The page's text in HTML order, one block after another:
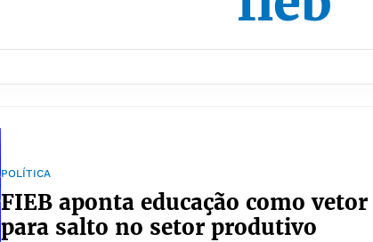
POLÍTICA
FIEB aponta educação como vetor
para salto no setor produtivo